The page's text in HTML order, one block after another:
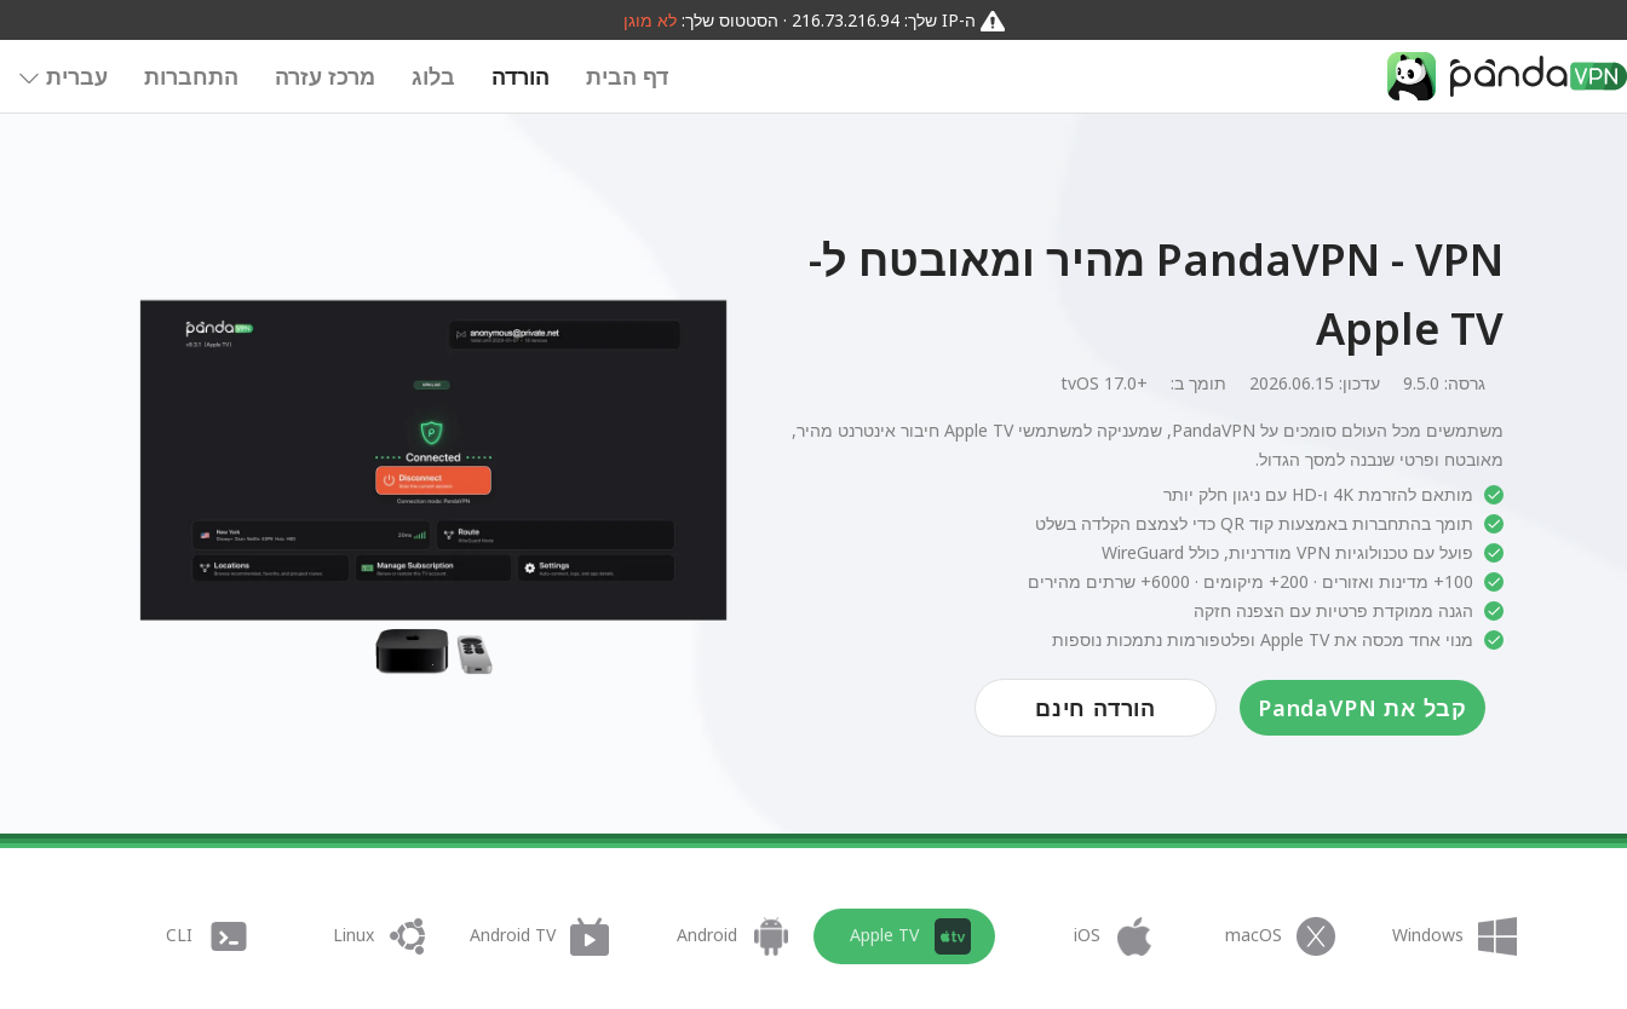
ה-IP שלך: 216.73.216.94 · הסטטוס שלך: לא מוגן
דף הבית הורדה בלוג מרכז עזרה התחברות עברית
PandaVPN - VPN מהיר ומאובטח ל-
Apple TV
גרסה: 9.5.0 עדכון: 2026.06.15 תומך ב: tvOS 17.0+
משתמשים מכל העולם סומכים על PandaVPN, שמעניקה למשתמשי Apple TV חיבור אינטרנט מהיר,
מאובטח ופרטי שנבנה למסך הגדול.
מותאם להזרמת 4K ו-HD עם ניגון חלק יותר
תומך בהתחברות באמצעות קוד QR כדי לצמצם הקלדה בשלט
פועל עם טכנולוגיות VPN מודרניות, כולל WireGuard
100+ מדינות ואזורים · 200+ מיקומים · 6000+ שרתים מהירים
הגנה ממוקדת פרטיות עם הצפנה חזקה
מנוי אחד מכסה את Apple TV ופלטפורמות נתמכות נוספות
קבל את PandaVPN הורדה חינם
Windows
macOS
iOS
Apple TV
Android
Android TV
Linux
CLI